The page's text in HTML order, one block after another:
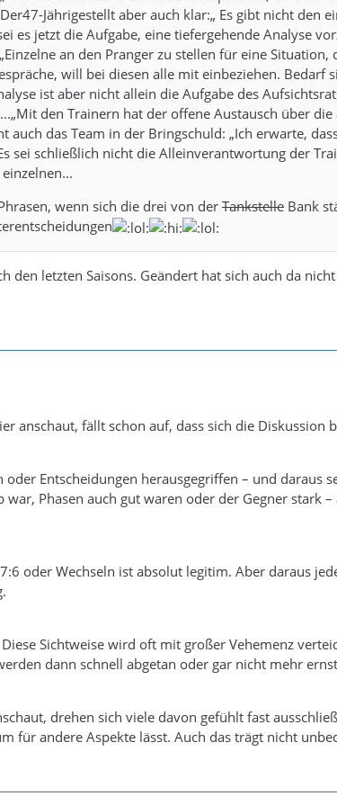
Jährigestellt aber auch klar:„ Es gibt nicht den
es jetzt die Aufgabe, eine tiefergehende Analyse
an den Pranger zu stellen für eine
will bei diesen alle mit einbeziehen. Bedarf
ist aber nicht allein die Aufgabe des
den Trainern hat der offene Austausch über
auch das Team in der Bringschuld: „Ich erwarte,
sei schließlich nicht die Alleinverantwortung der
wenn sich die drei von der Tankstelle Bank
den letzten Saisons. Geändert hat sich auch da
anschaut, fällt schon auf, dass sich die
oder Entscheidungen herausgegriffen – und daraus
war, Phasen auch gut waren oder der Gegner stark
oder Wechseln ist absolut legitim. Aber daraus
Sichtweise wird oft mit großer Vehemenz
dann schnell abgetan oder gar nicht mehr
drehen sich viele davon gefühlt fast
für andere Aspekte lässt. Auch das trägt nicht